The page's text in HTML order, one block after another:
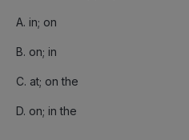
A. in; on
B. on; in
C. at; on the
D. on; in the